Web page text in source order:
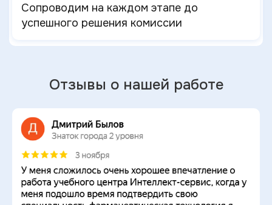
Сопроводим на каждом этапе до
успешного решения комиссии
Отзывы о нашей работе